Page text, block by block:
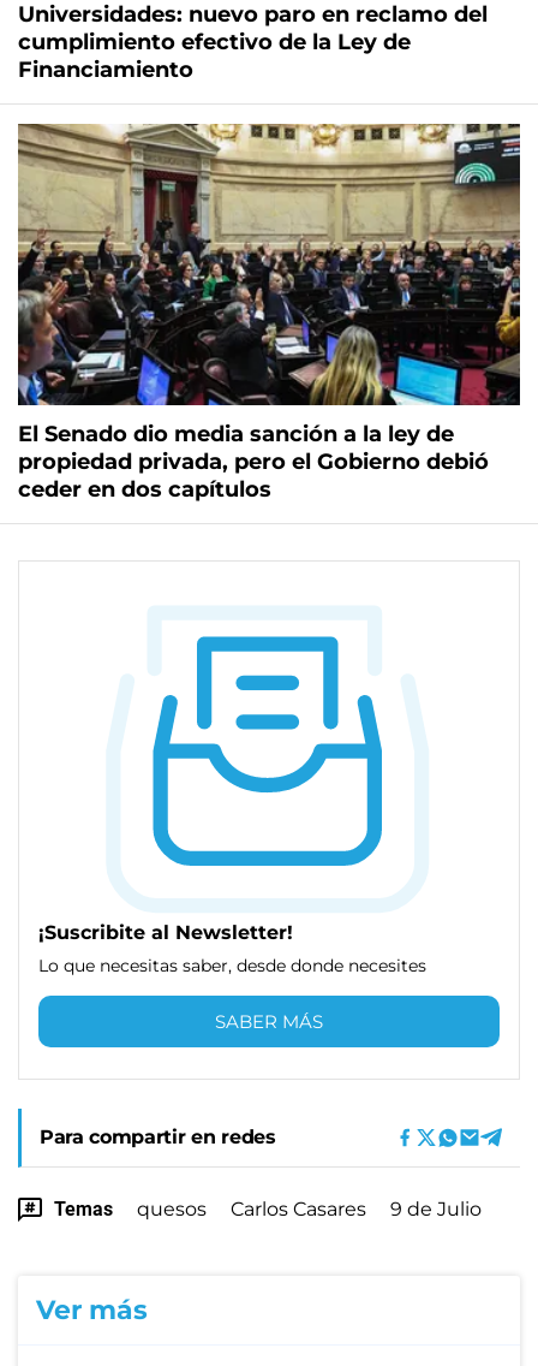
Universidades: nuevo paro en reclamo del
cumplimiento efectivo de la Ley de
Financiamiento
El Senado dio media sanción a la ley de
propiedad privada, pero el Gobierno debió
ceder en dos capítulos
¡Suscribite al Newsletter!
Lo que necesitas saber, desde donde necesites
SABER MÁS
Para compartir en redes
Temas quesos Carlos Casares 9 de Julio
Ver más